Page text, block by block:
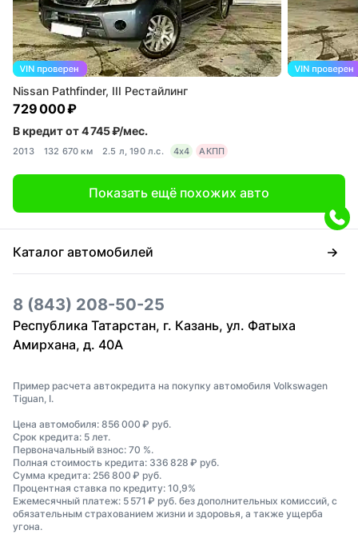
Nissan Pathfinder, III Рестайлинг
729 000 ₽
В кредит от 4 745 ₽/мес.
2013 132 670 км 2.5 л, 190 л.с. 4x4 АКПП
Показать ещё похожих авто
Каталог автомобилей
8 (843) 208-50-25
Республика Татарстан, г. Казань, ул. Фатыха
Амирхана, д. 40А
Пример расчета автокредита на покупку автомобиля Volkswagen
Tiguan, I.
Цена автомобиля: 856 000 ₽ руб.
Срок кредита: 5 лет.
Первоначальный взнос: 70 %.
Полная стоимость кредита: 336 828 ₽ руб.
Сумма кредита: 256 800 ₽ руб.
Процентная ставка по кредиту: 10,9%
Ежемесячный платеж: 5 571 ₽ руб. без дополнительных комиссий, с
обязательным страхованием жизни и здоровья, а также ущерба
угона.